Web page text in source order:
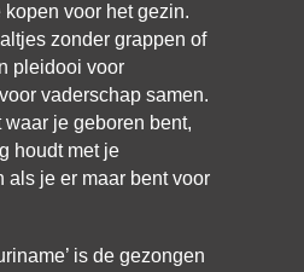
voor het gezin.
zonder grappen of
pleidooi voor
vaderschap samen.
waar je geboren bent,
houdt met je
als je er maar bent voor
is de gezongen